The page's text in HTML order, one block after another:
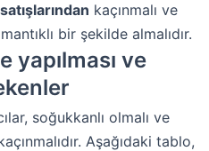
kaçınmalı ve
bir şekilde almalıdır.
yapılması ve
soğukkanlı olmalı ve
Aşağıdaki tablo,